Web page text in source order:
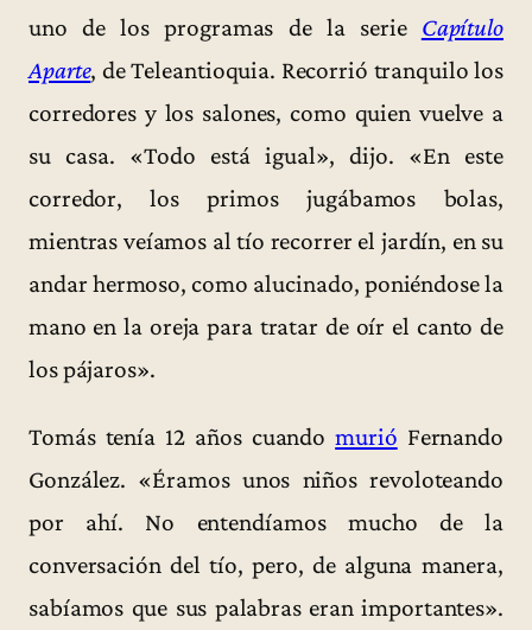
uno de los programas de la serie Capítulo
Aparte, de Teleantioquia. Recorrió tranquilo los
corredores y los salones, como quien vuelve a
su casa. «Todo está igual», dijo. «En este
corredor, los primos jugábamos bolas,
mientras veíamos al tío recorrer el jardín, en su
andar hermoso, como alucinado, poniéndose la
mano en la oreja para tratar de oír el canto de
los pájaros».
Tomás tenía 12 años cuandomurió Fernando
González. «Éramos unos niños revoloteando
por ahí. No entendíamos mucho de la
conversación del tío, pero, de alguna manera,
sabíamos que sus palabras eran importantes».